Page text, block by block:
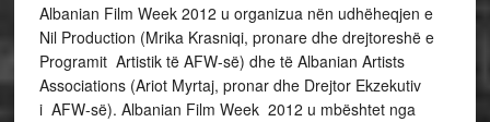
Albanian Film Week 2012 u organizua nën udhëheqjen e
Nil Production (Mrika Krasniqi, pronare dhe drejtoreshë e
Programit Artistik të AFW-së) dhe të Albanian Artists
Associations (Ariot Myrtaj, pronar dhe Drejtor Ekzekutiv
i AFW-së). Albanian Film Week 2012 u mbështet nga